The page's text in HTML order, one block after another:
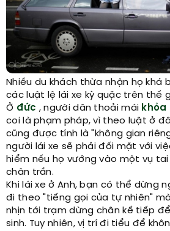
Nhiều du khách thừa nhận họ khá
các luật lệ lái xe kỳ quặc trên thế
Ở đức , người dân thoải mái khỏa
coi là phạm pháp, vì theo luật ở
cũng được tính là "không gian
người lái xe sẽ phải đối mặt với
hiểm nếu họ vướng vào một vụ tai
chân trần.
Khi lái xe ở Anh, bạn có thể dừng
đi theo "tiếng gọi của tự nhiên"
nhịn tới trạm dừng chân kế tiếp
sinh. Tuy nhiên, vị trí đi tiểu để